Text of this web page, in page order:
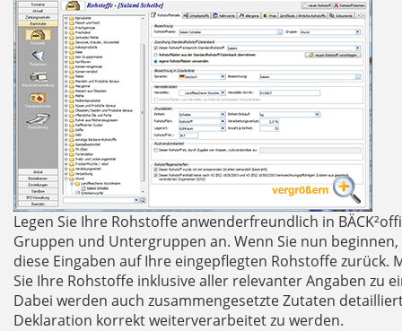
Legen Sie Ihre Rohstoffe anwenderfreundlich in
Gruppen und Untergruppen an. Wenn Sie nun
diese Eingaben auf Ihre eingepflegten Rohstoffe zurück.
Sie Ihre Rohstoffe inklusive aller relevanter Angaben zu
Dabei werden auch zusammengesetzte Zutaten
Deklaration korrekt weiterverarbeitet zu werden.